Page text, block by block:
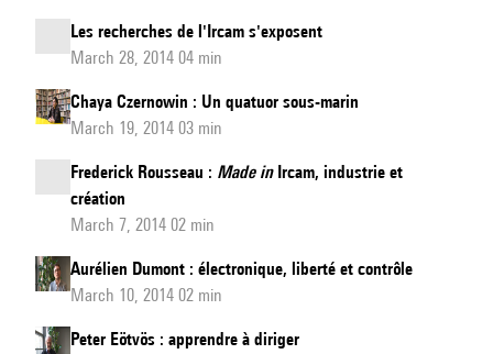
Composer
Les recherches de l'Ircam s'exposent
March 28, 2014 04 min
Chaya Czernowin : Un quatuor sous-marin
March 19, 2014 03 min
Frederick Rousseau : Made inIrcam, industrie et
création
March 7, 2014 02 min
Aurélien Dumont : électronique, liberté et contrôle
March 10, 2014 02 min
Peter Eötvös : apprendre à diriger